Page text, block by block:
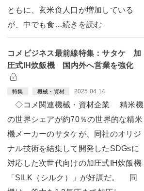
ともに、玄米食人口が増加している
が、中でも食…続きを読む
コメビジネス最前線特集：サタケ 加
圧式IH炊飯機 国内外へ営業を強化
特集 機械・資材 2025.04.14
◇コメ関連機械・資材企業 精米機
の世界シェアが約70％の世界的な精米
機メーカーのサタケが、同社のオリジ
ナル技術を結集して開発したSDGsに
対応した次世代向けの加圧式IH炊飯機
「SILK（シルク）」が好調だ。 同